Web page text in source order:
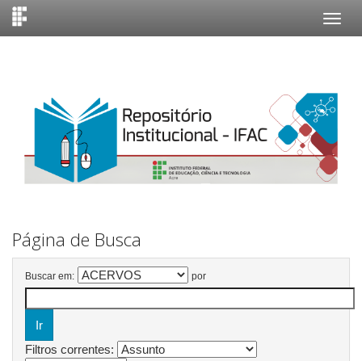
Página de Busca
Buscar em: por
Filtros correntes: